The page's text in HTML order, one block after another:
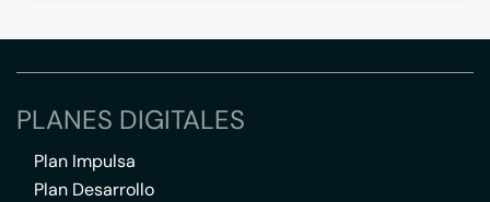
PLANES DIGITALES
Plan Impulsa
Plan Desarrollo